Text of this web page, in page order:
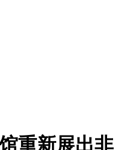
重新展出非